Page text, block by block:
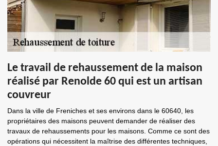
Le travail de rehaussement de la maison
réalisé par Renolde 60 qui est un artisan
couvreur
Dans la ville de Freniches et ses environs dans le 60640, les
propriétaires des maisons peuvent demander de réaliser des
travaux de rehaussements pour les maisons. Comme ce sont des
opérations qui nécessitent la maîtrise des différentes techniques,